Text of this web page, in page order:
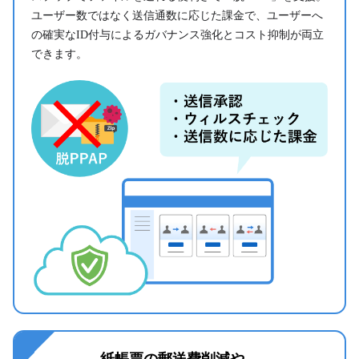
ユーザー数ではなく送信通数に応じた課金で、ユーザーへ
の確実なID付与によるガバナンス強化とコスト抑制が両立
できます。